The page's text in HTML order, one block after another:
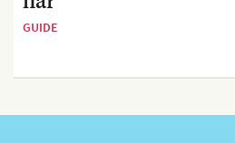
GUIDE